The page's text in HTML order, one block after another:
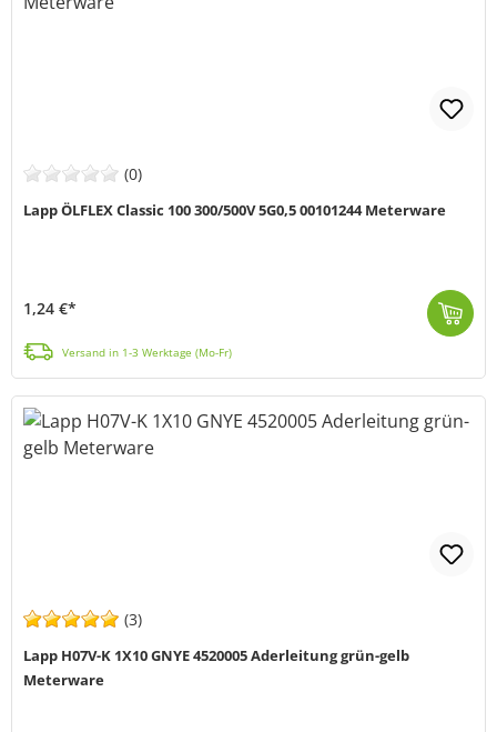
(0)
Lapp ÖLFLEX Classic 100 300/500V 5G0,5 00101244 Meterware
1,24 €*
Versand in 1-3 Werktage (Mo-Fr)
(3)
Lapp H07V-K 1X10 GNYE 4520005 Aderleitung grün-gelb
Meterware